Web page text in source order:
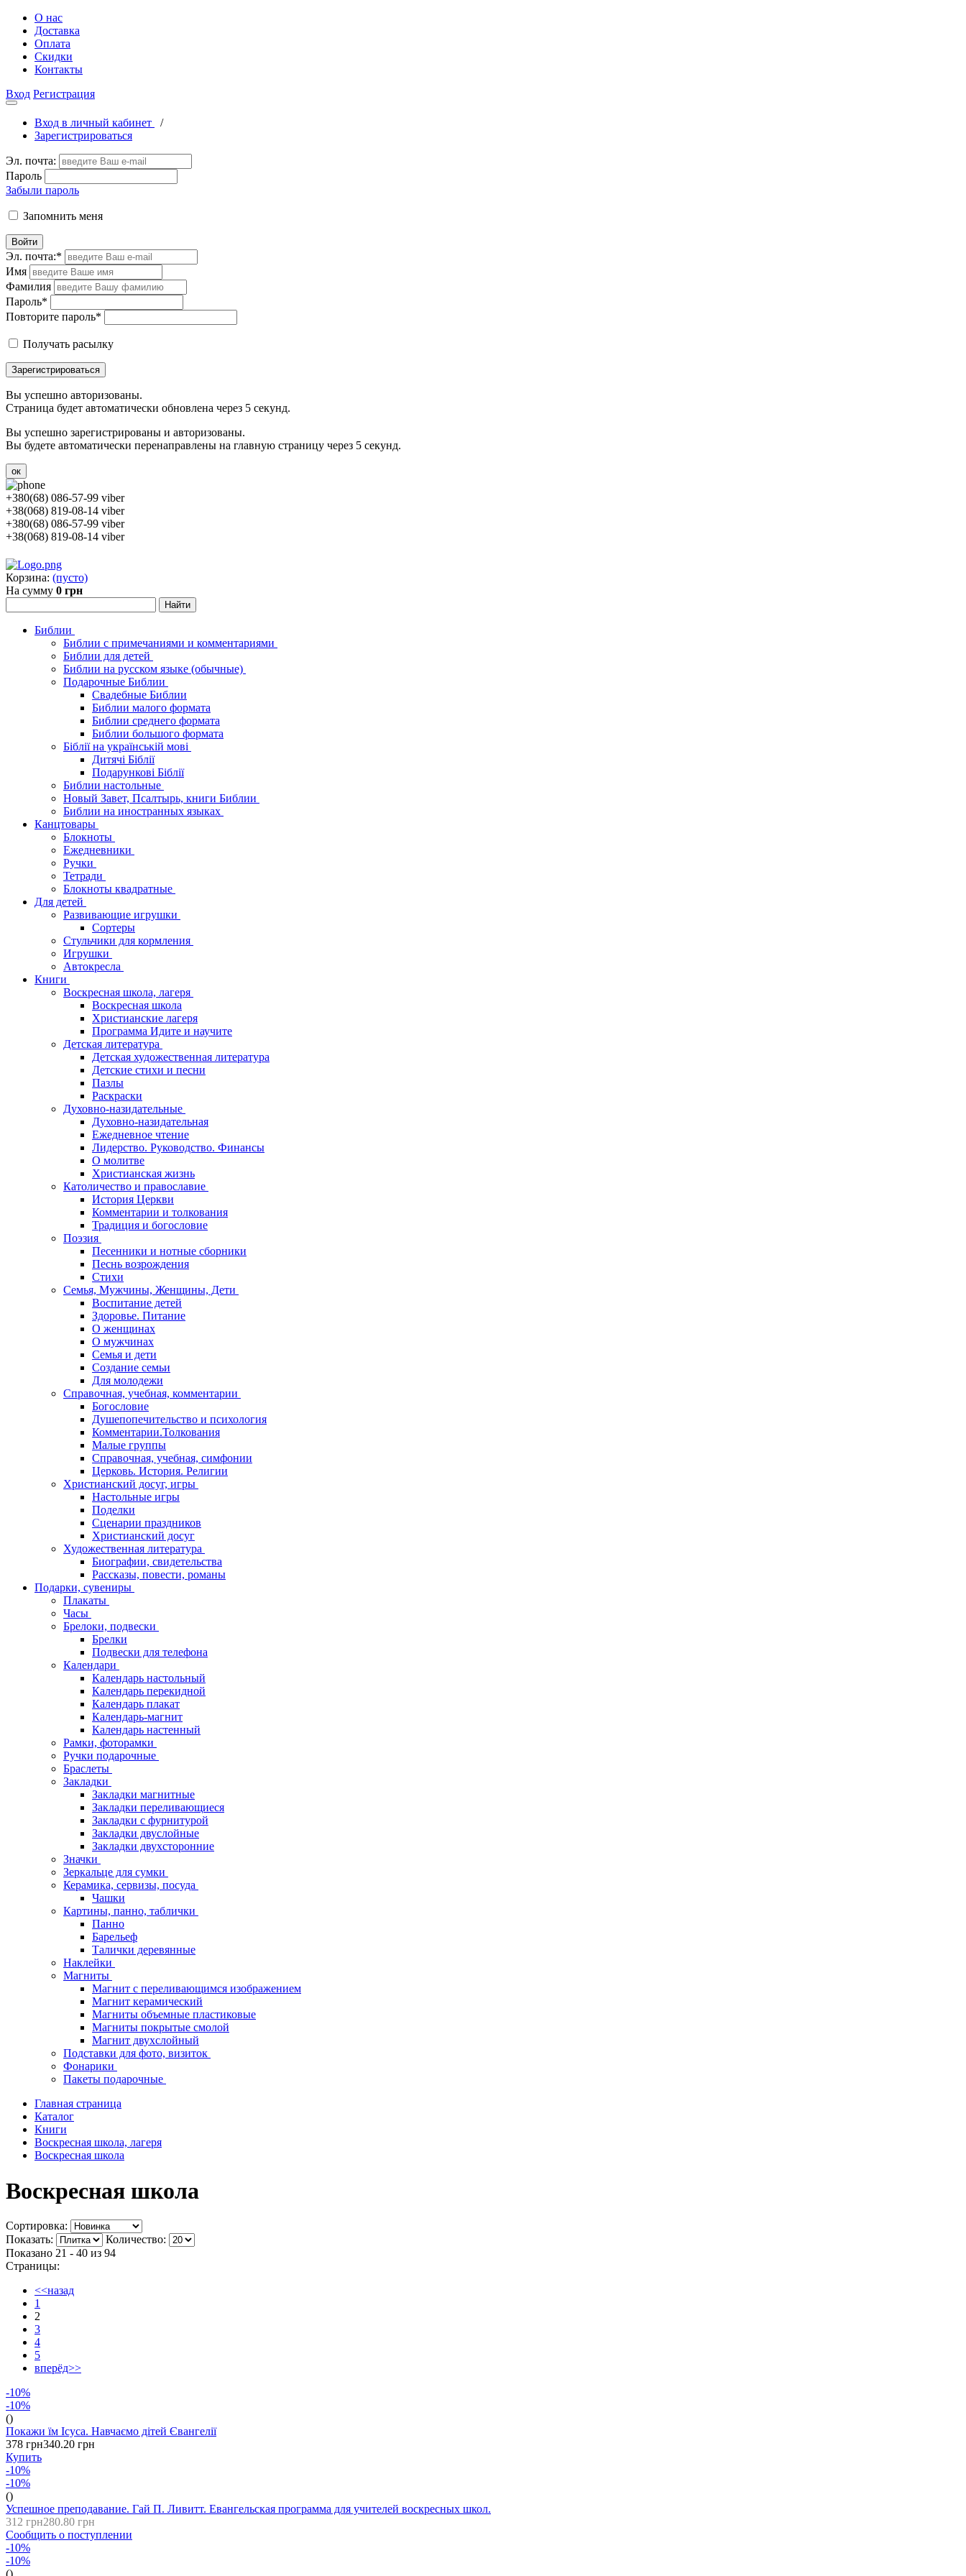
О нас
Доставка
Оплата
Скидки
Контакты
Вход Регистрация
Вход в личный кабинет
/
Зарегистрироваться
Эл. почта:
Пароль
Забыли пароль
Запомнить меня
Войти
Эл. почта:*
Имя
Фамилия
Пароль*
Повторите пароль*
Получать расылку
Зарегистрироваться
Вы успешно авторизованы.
Страница будет автоматически обновлена через 5 секунд.
Вы успешно зарегистрированы и авторизованы.
Вы будете автоматически перенаправлены на главную страницу через 5 секунд.
ок
+380(68) 086-57-99 viber
+38(068) 819-08-14 viber
+380(68) 086-57-99 viber
+38(068) 819-08-14 viber
Корзина: (пусто)
На сумму 0 грн
Библии
Библии с примечаниями и комментариями
Библии для детей
Библии на русском языке (обычные)
Подарочные Библии
Свадебные Библии
Библии малого формата
Библии среднего формата
Библии большого формата
Біблії на українській мові
Дитячі Біблії
Подарункові Біблії
Библии настольные
Новый Завет, Псалтырь, книги Библии
Библии на иностранных языках
Канцтовары
Блокноты
Ежедневники
Ручки
Тетради
Блокноты квадратные
Для детей
Развивающие игрушки
Сортеры
Стульчики для кормления
Игрушки
Автокресла
Книги
Воскресная школа, лагеря
Воскресная школа
Христианские лагеря
Программа Идите и научите
Детская литература
Детская художественная литература
Детские стихи и песни
Пазлы
Раскраски
Духовно-назидательные
Духовно-назидательная
Ежедневное чтение
Лидерство. Руководство. Финансы
О молитве
Христианская жизнь
Католичество и православие
История Церкви
Комментарии и толкования
Традиция и богословие
Поэзия
Песенники и нотные сборники
Песнь возрождения
Стихи
Семья, Мужчины, Женщины, Дети
Воспитание детей
Здоровье. Питание
О женщинах
О мужчинах
Семья и дети
Создание семьи
Для молодежи
Справочная, учебная, комментарии
Богословие
Душепопечительство и психология
Комментарии.Толкования
Малые группы
Справочная, учебная, симфонии
Церковь. История. Религии
Христианский досуг, игры
Настольные игры
Поделки
Сценарии праздников
Христианский досуг
Художественная литература
Биографии, свидетельства
Рассказы, повести, романы
Подарки, сувениры
Плакаты
Часы
Брелоки, подвески
Брелки
Подвески для телефона
Календари
Календарь настольный
Календарь перекидной
Календарь плакат
Календарь-магнит
Календарь настенный
Рамки, фоторамки
Ручки подарочные
Браслеты
Закладки
Закладки магнитные
Закладки переливающиеся
Закладки с фурнитурой
Закладки двуслойные
Закладки двухсторонние
Значки
Зеркальце для сумки
Керамика, сервизы, посуда
Чашки
Картины, панно, таблички
Панно
Барельеф
Талички деревянные
Наклейки
Магниты
Магнит с переливающимся изображением
Магнит керамический
Магниты объемные пластиковые
Магниты покрытые смолой
Магнит двухслойный
Подставки для фото, визиток
Фонарики
Пакеты подарочные
Главная страница
Каталог
Книги
Воскресная школа, лагеря
Воскресная школа
Воскресная школа
Сортировка:
Показать:
Количество:
Показано 21 - 40 из 94
Страницы:
<<назад
1
2
3
4
5
вперёд>>
-10%
-10%
()
Покажи їм Ісуса. Навчаємо дітей Євангелії
378 грн340.20 грн
Купить
-10%
-10%
()
Успешное преподавание. Гай П. Ливитт. Евангельская программа для учителей воскресных школ.
312 грн280.80 грн
Сообщить о поступлении
-10%
-10%